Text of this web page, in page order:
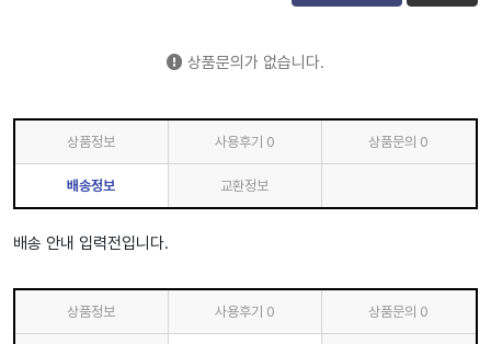
상품문의가 없습니다.
상품정보 사용후기 0 상품문의 0
배송정보 교환정보
배송 안내 입력전입니다.
상품정보 사용후기 0 상품문의 0